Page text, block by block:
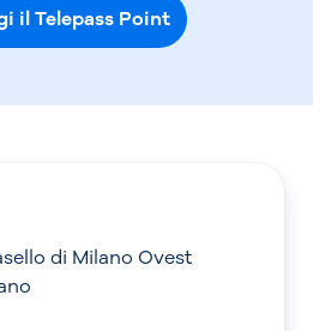
il Telepass Point
di Milano Ovest